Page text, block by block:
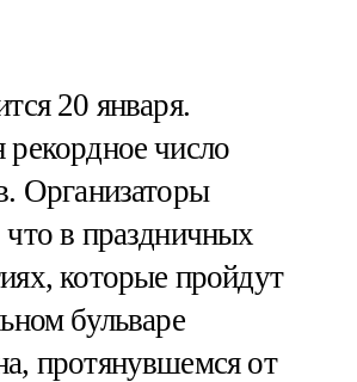
20 января.
число
Организаторы
в праздничных
которые пройдут
бульваре
протянувшемся от